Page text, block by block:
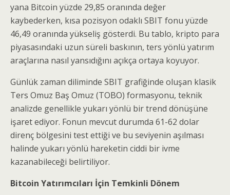
yana Bitcoin yüzde 29,85 oranında değer
kaybederken, kısa pozisyon odaklı SBIT fonu yüzde
46,49 oranında yükseliş gösterdi. Bu tablo, kripto para
piyasasındaki uzun süreli baskının, ters yönlü yatırım
araçlarına nasıl yansıdığını açıkça ortaya koyuyor.
Günlük zaman diliminde SBIT grafiğinde oluşan klasik
Ters Omuz Baş Omuz (TOBO) formasyonu, teknik
analizde genellikle yukarı yönlü bir trend dönüşüne
işaret ediyor. Fonun mevcut durumda 61-62 dolar
direnç bölgesini test ettiği ve bu seviyenin aşılması
halinde yukarı yönlü hareketin ciddi bir ivme
kazanabileceği belirtiliyor.
Bitcoin Yatırımcıları İçin Temkinli Dönem